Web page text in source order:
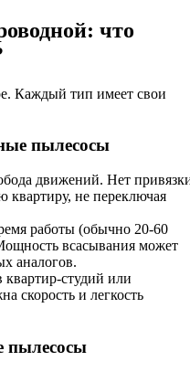
что
Каждый тип имеет свои
пылесосы
движений. Нет
квартиру, не переключая
работы (обычно 20-60
всасывания может
аналогов.
квартир-студий или
скорость и легкость
пылесосы